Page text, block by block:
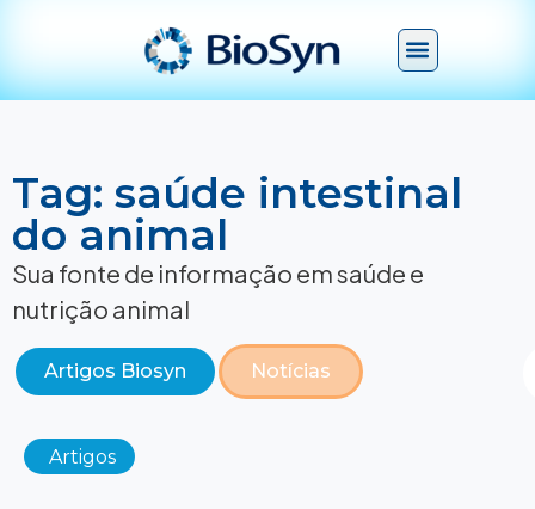
Tag: saúde intestinal
do animal
Sua fonte de informação em saúde e
nutrição animal
Artigos Biosyn Notícias
Artigos